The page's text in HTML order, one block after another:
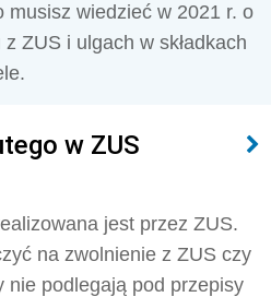
musisz wiedzieć w 2021 r. o
ZUS i ulgach w składkach
w ZUS
jest przez ZUS.
na zwolnienie z ZUS czy
nie podlegają pod przepisy